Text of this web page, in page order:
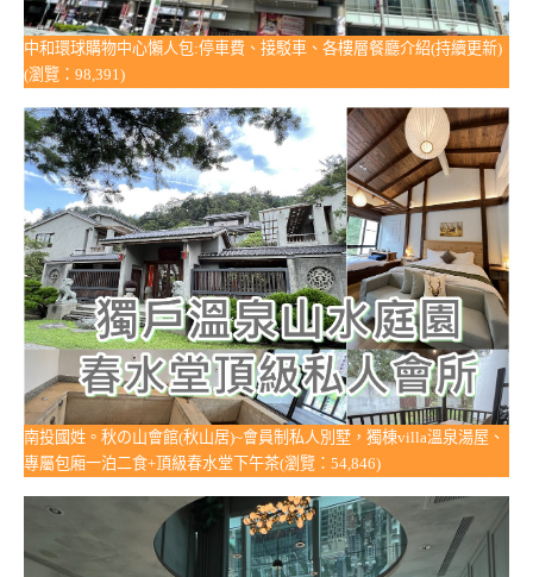
中和環球購物中心懶人包:停車費、接駁車、各樓層餐廳介紹(持續更新)
(瀏覽：98,391)
南投國姓。秋の山會館(秋山居)~會員制私人別墅，獨棟villa溫泉湯屋、
專屬包廂一泊二食+頂級春水堂下午茶(瀏覽：54,846)